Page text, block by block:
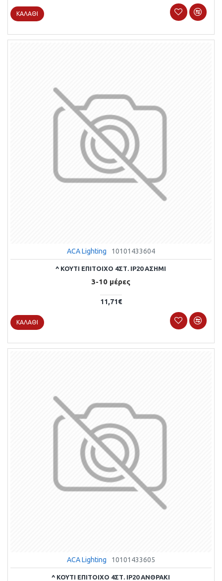
ΚΑΛΆΘΙ
ACA Lighting 10101433604
^ ΚΟΥΤΙ ΕΠΙΤΟΙΧΟ 4ΣΤ. IP20 ΑΣΗΜΙ
3-10 μέρες
11,71€
ΚΑΛΆΘΙ
ACA Lighting 10101433605
^ ΚΟΥΤΙ ΕΠΙΤΟΙΧΟ 4ΣΤ. IP20 ΑΝΘΡΑΚΙ